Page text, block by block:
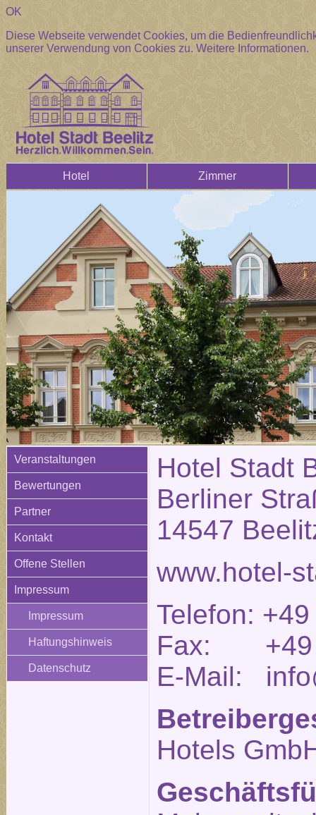
OK
Diese Webseite verwendet Cookies, um die
unserer Verwendung von Cookies zu.Weitere Informationen.
Hotel Zimmer
Veranstaltungen
Bewertungen
Partner
Kontakt
Offene Stellen
Impressum
Impressum
Haftungshinweis
Datenschutz
Hotel Stadt
Berliner
14547
www.hotel-
Telefon:
Fax: +49
E-Mail:
Hotels